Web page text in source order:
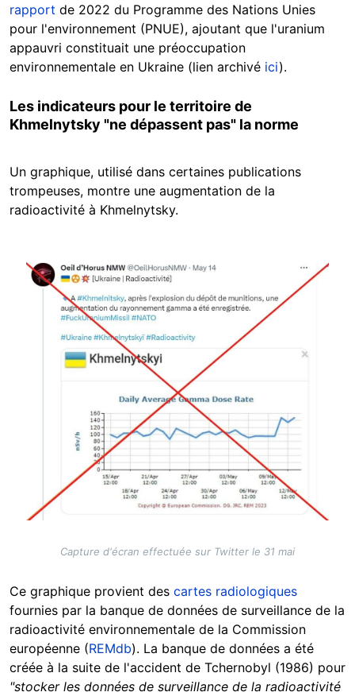
rapport de 2022 du Programme des Nations Unies
pour l'environnement (PNUE), ajoutant que l'uranium
appauvri constituait une préoccupation
environnementale en Ukraine (lien archivé ici).
Les indicateurs pour le territoire de
Khmelnytsky "ne dépassent pas" la norme
Un graphique, utilisé dans certaines publications
trompeuses, montre une augmentation de la
radioactivité à Khmelnytsky.
Image
Capture d'écran effectuée sur Twitter le 31 mai
Ce graphique provient des cartes radiologiques
fournies par la banque de données de surveillance de la
radioactivité environnementale de la Commission
européenne (REMdb). La banque de données a été
créée à la suite de l'accident de Tchernobyl (1986) pour
"stocker les données de surveillance de la radioactivité